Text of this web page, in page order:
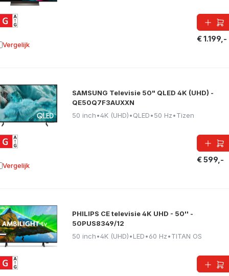
€ 1.199,-
Vergelijk aan vergelijking
SAMSUNG Televisie 50" QLED 4K (UHD) -
QE50Q7F3AUXXN
50 inch•4K (UHD)•QLED•50 Hz•Tizen
€ 599,-
Vergelijk aan vergelijking
PHILIPS CE televisie 4K UHD - 50'' -
50PUS8349/12
50 inch•4K (UHD)•LED•60 Hz•TITAN OS